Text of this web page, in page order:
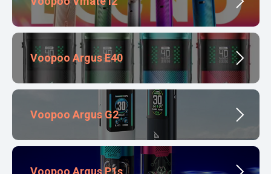
Voopoo Argus E40
Voopoo Argus G2
Voopoo Argus P1s